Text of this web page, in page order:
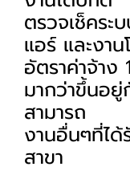
ตรวจเช็คระ
แอร์ และงา
อัตราค่าจ้า
มากว่าขึ้นอ
สามารถ
งานอื่นๆที่ไ
สาขา